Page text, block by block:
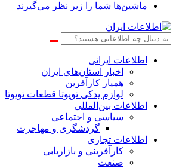
ماشین‌ها شما را زیر نظر می‌گیرند
اطلاعات‌ ‎ایرانی
اخبار استان‌های ایران
همیار کارآفرین
لوازم یدکی تویوتا قطعات تویوتا
اطلاعات بین‌المللی
سیاسی و اجتماعی
گردشگری و مهاجرت
اطلاعات تجاری
کارآفرینی و بازاریابی
صنعت